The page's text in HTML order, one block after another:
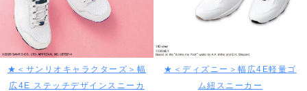
★＜サンリオキャラクターズ＞幅
広4E ステッチデザインスニーカ
★＜ディズニー＞幅広4E軽量ゴ
ム紐スニーカー